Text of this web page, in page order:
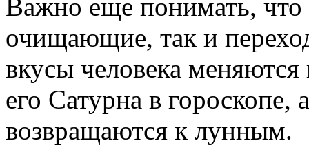
Важно еще понимать, что
очищающие, так и
вкусы человека
его Сатурна в гороскопе,
возвращаются к лунным.